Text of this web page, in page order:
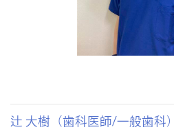
辻 大樹（歯科医師/一般歯科）